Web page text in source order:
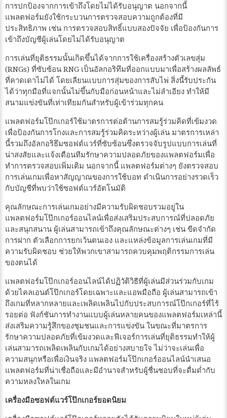
การปกป้องจากการเข้าถึงโดยไม่ได้รับอนุญาต นอกจากนี้
แพลตฟอร์มยังใช้กระบวนการตรวจสอบความถูกต้องที่มี
ประสิทธิภาพ เช่น การตรวจสอบสิทธิ์แบบสองปัจจัย เพื่อป้องกันการ
เข้าถึงบัญชีผู้เล่นโดยไม่ได้รับอนุญาต
การเล่นที่ยุติธรรมนั้นเกิดขึ้นได้จากการใช้เครื่องสร้างตัวเลขสุ่ม
(RNGs) ที่ซับซ้อน RNG เป็นอัลกอริทึมที่ออกแบบมาเพื่อสร้างผลลัพธ์
ที่คาดเดาไม่ได้ โดยเลียนแบบการสุ่มของการสับไพ่ สิ่งนี้รับประกัน
ได้ว่าทุกมือที่แจกนั้นไม่ขึ้นกับมือก่อนหน้าและไม่ลำเอียง ทำให้มี
สนามแข่งขันที่เท่าเทียมกันสำหรับผู้เข้าร่วมทุกคน
แพลตฟอร์มโป๊กเกอร์ใช้มาตรการต่อต้านการสมรู้ร่วมคิดที่เข้มงวด
เพื่อป้องกันการโกงและการสมรู้ร่วมคิดระหว่างผู้เล่น มาตรการเหล่า
นี้รวมถึงอัลกอริธึมซอฟต์แวร์ที่ซับซ้อนซึ่งตรวจจับรูปแบบการเล่นที่
น่าสงสัยและแจ้งเตือนทีมรักษาความปลอดภัยของแพลตฟอร์มเพื่อ
ทำการตรวจสอบเพิ่มเติม นอกจากนี้ แพลตฟอร์มต่างๆ ยังตรวจสอบ
การเล่นเกมเพื่อหาสัญญาณของการใช้บอท ดำเนินการอย่างรวดเร็ว
กับบัญชีที่พบว่าใช้ซอฟต์แวร์อัตโนมัติ
คุณลักษณะการเล่นเกมอย่างมีความรับผิดชอบรวมอยู่ใน
แพลตฟอร์มโป๊กเกอร์ออนไลน์เพื่อส่งเสริมประสบการณ์ที่ปลอดภัย
และสนุกสนาน ผู้เล่นสามารถเข้าถึงคุณลักษณะต่างๆ เช่น ขีดจำกัด
การฝาก ตัวเลือกการยกเว้นตนเอง และแหล่งข้อมูลการเล่นเกมที่มี
ความรับผิดชอบ ช่วยให้พวกเขาสามารถควบคุมพฤติกรรมการเล่น
ของตนได้
แพลตฟอร์มโป๊กเกอร์ออนไลน์ได้ปฏิวัติวิธีที่ผู้เล่นมีส่วนร่วมกับเกม
ด้วยไคลเอนต์โป๊กเกอร์โดยเฉพาะและแอพมือถือ ผู้เล่นสามารถเข้า
ถึงเกมที่หลากหลายและเพลิดเพลินไปกับประสบการณ์โป๊กเกอร์ที่ไร้
รอยต่อ ฟังก์ชันการทำงานแบบผู้เล่นหลายคนของแพลตฟอร์มเหล่านี้
ส่งเสริมความรู้สึกของชุมชนและการแข่งขัน ในขณะที่มาตรการ
รักษาความปลอดภัยที่เข้มงวดและฟีเจอร์การเล่นที่ยุติธรรมทำให้ผู้
เล่นสามารถเพลิดเพลินกับเกมได้อย่างสบายใจ ไม่ว่าจะเล่นเพื่อ
ความสนุกหรือเพื่อเงินจริง แพลตฟอร์มโป๊กเกอร์ออนไลน์นำเสนอ
แพลตฟอร์มที่น่าเชื่อถือและมีอำนาจสำหรับผู้ชื่นชอบที่จะดื่มด่ำกับ
ความหลงใหลในเกม
เครื่องมือซอฟต์แวร์โป๊กเกอร์ยอดนิยม